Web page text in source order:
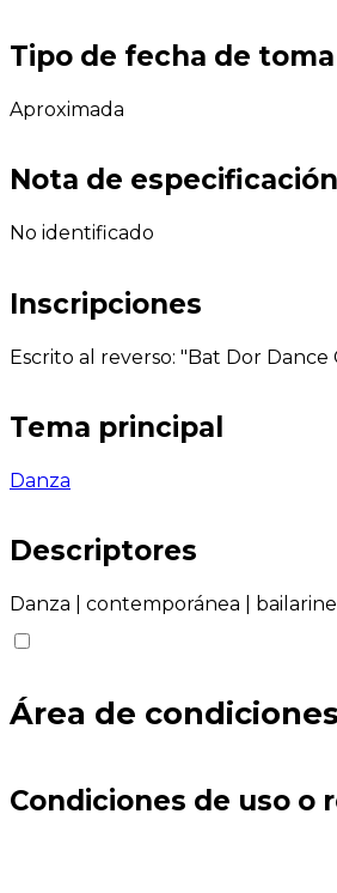
Tipo de fecha de toma
Aproximada
Nota de
No identificado
Inscripciones
Escrito al reverso: "Bat Dor
Tema principal
Danza
Descriptores
Danza contemporánea
Área de
Condiciones de uso o